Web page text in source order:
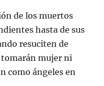
de los muertos
hasta de sus
resuciten de
mujer ni
como ángeles en